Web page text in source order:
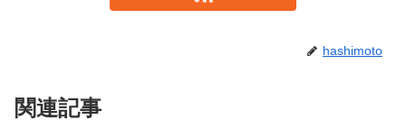
hashimoto
関連記事